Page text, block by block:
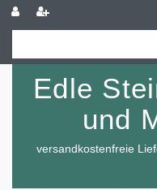
Edle
und
versandkostenfreie